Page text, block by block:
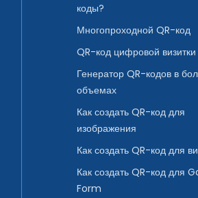
коды?
Многопроходной QR-код
QR-код цифровой визитки
Генератор QR-кодов в
объемах
Как создать QR-код для
изображения
Как создать QR-код для
Как создать QR-код для
Form